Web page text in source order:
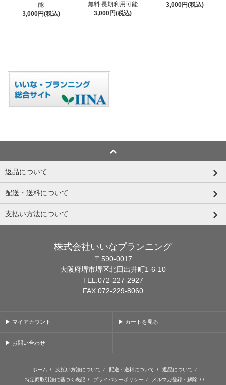
能
3,000円(税込)
無料 長期利用可能
3,000円(税込)
3,000円(税込)
返品について
配送・送料について
支払い方法について
株式会社いいなプランニング
〒590-0017
大阪府堺市堺区北田出井町1-6-10
TEL.072-227-2927
FAX.072-229-8060
▶ マイアカウント ▶ カートを見る
▶ お問い合わせ
ホーム / 支払い方法について / 配送・送料について / 返品について /
特定商取引法に基づく表記 / プライバシーポリシー / メルマガ登録・解除 / /